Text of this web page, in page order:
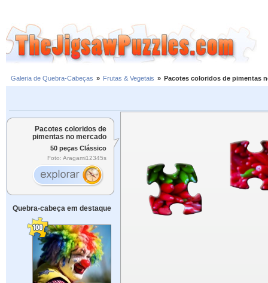
Galeria de Quebra-Cabeças » Frutas & Vegetais » Pacotes coloridos de pimentas
Pacotes coloridos de
pimentas no mercado
50 peças Clássico
Foto: Aragami12345s
Quebra-cabeça em destaque